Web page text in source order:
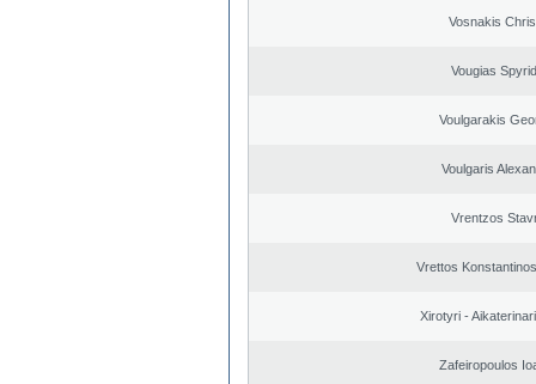
Vosnakis
Vougias
Voulgarakis
Voulgaris
Vrentzos
Vrettos
Xirotyri -
Zafeiropoulos